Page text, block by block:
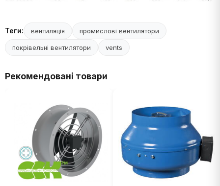
Теги: вентиляція промислові вентилятори
покрівельні вентилятори vents
Рекомендовані товари